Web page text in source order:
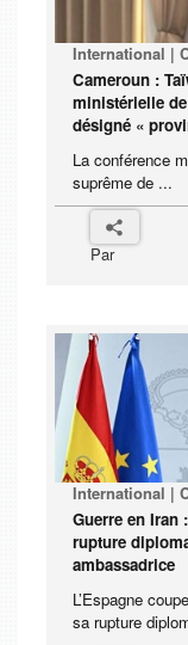
International |
Cameroun :
ministérielle de
désigné «
La conférence
suprême de ...
Par
International |
Guerre en Iran
rupture
ambassadrice
L’Espagne
sa rupture